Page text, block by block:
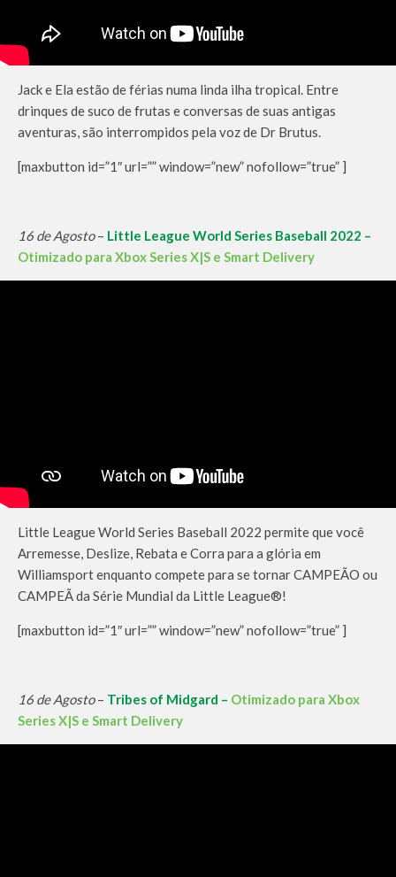
Jack e Ela estão de férias numa linda ilha tropical. Entre
drinques de suco de frutas e conversas de suas antigas
aventuras, são interrompidos pela voz de Dr Brutus.
[maxbutton id=”1″ url=”” window=”new” nofollow=”true” ]
16 de Agosto– Little League World Series Baseball 2022 –
Otimizado para Xbox Series X|S e Smart Delivery
Little League World Series Baseball 2022 permite que você
Arremesse, Deslize, Rebata e Corra para a glória em
Williamsport enquanto compete para se tornar CAMPEÃO ou
CAMPEÃ da Série Mundial da Little League®!
[maxbutton id=”1″ url=”” window=”new” nofollow=”true” ]
16 de Agosto– Tribes of Midgard – Otimizado para Xbox
Series X|S e Smart Delivery